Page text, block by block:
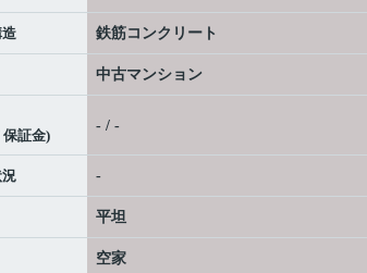
鉄筋コンクリート
中古マンション
保証金)
- / -
-
平坦
空家